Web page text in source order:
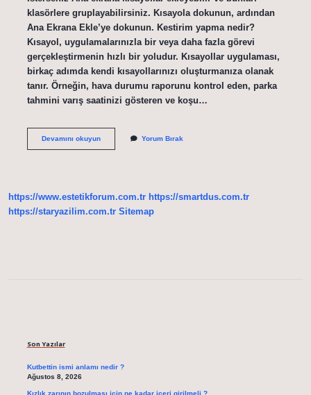
klasörlere gruplayabilirsiniz. Kısayola dokunun, ardından
Ana Ekrana Ekle’ye dokunun. Kestirim yapma nedir?
Kısayol, uygulamalarınızla bir veya daha fazla görevi
gerçekleştirmenin hızlı bir yoludur. Kısayollar uygulaması,
birkaç adımda kendi kısayollarınızı oluşturmanıza olanak
tanır. Örneğin, hava durumu raporunu kontrol eden, parka
tahmini varış saatinizi gösteren ve koşu…
Devamını okuyunKestirme
Yorum Bırak
https://www.estetikforum.com.tr https://smartdus.com.tr
https://staryazilim.com.tr Sitemap
Son Yazılar
Kutbettin ismi anlamı nedir ?
Ağustos 8, 2026
Kızlık zarının bozulması için ne kadar içeri girilmeli ?